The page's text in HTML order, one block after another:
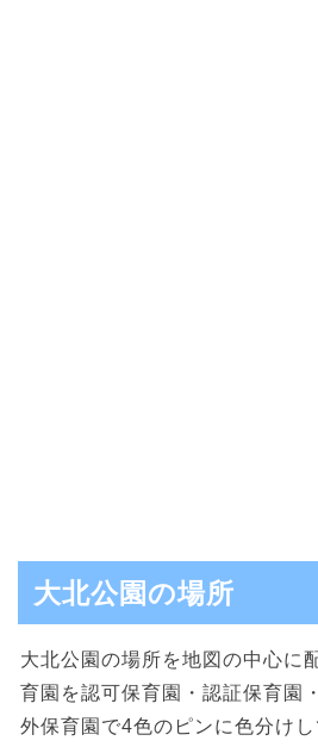
大北公園の場所
大北公園の場所を地図の中心に
育園を認可保育園・認証保育園
外保育園で4色のピンに色分けし